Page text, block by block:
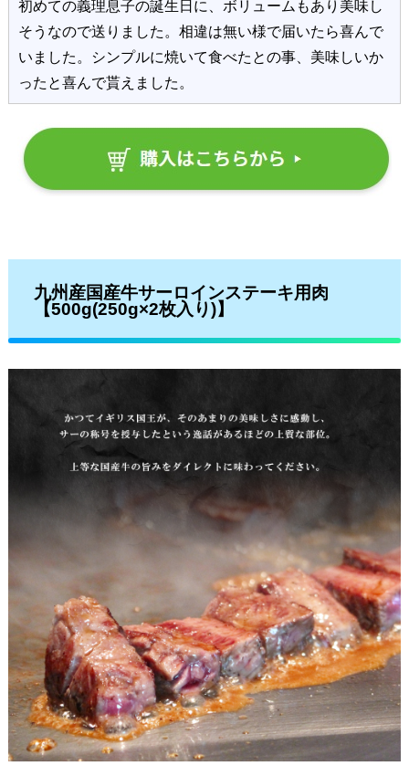
初めての義理息子の誕生日に、ボリュームもあり美味し
そうなので送りました。相違は無い様で届いたら喜んで
いました。シンプルに焼いて食べたとの事、美味しいか
ったと喜んで貰えました。
九州産国産牛サーロインステーキ用肉
【500g(250g×2枚入り)】